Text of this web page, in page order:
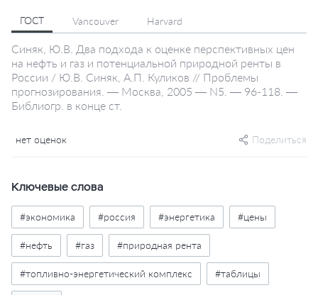
ГОСТ Vancouver Harvard
Синяк, Ю.В. Два подхода к оценке перспективных цен
на нефть и газ и потенциальной природной ренты в
России / Ю.В. Синяк, А.П. Куликов // Проблемы
прогнозирования. — Москва, 2005 — N5. — 96-118. —
Библиогр. в конце ст.
нет оценок Поделиться
Ключевые слова
#экономика #россия #энергетика #цены
#нефть #газ #природная рента
#топливно-энергетический комплекс #таблицы